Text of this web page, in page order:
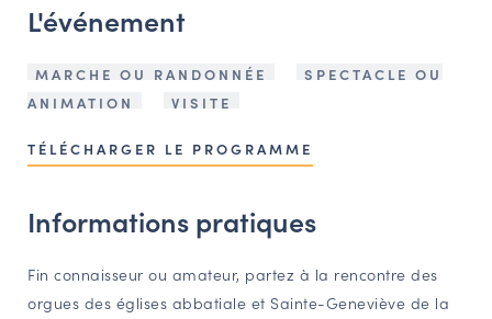
OUTILS EN LIGNE
Espace acteurs
PORTAIL CULTURE
Comité d'Histoire Régionale
L'événement
MARCHE OU RANDONNÉE
SPECTACLE OU
ANIMATION
VISITE
TÉLÉCHARGER LE PROGRAMME
Informations pratiques
Fin connaisseur ou amateur, partez à la rencontre des
orgues des églises abbatiale et Sainte-Geneviève de la